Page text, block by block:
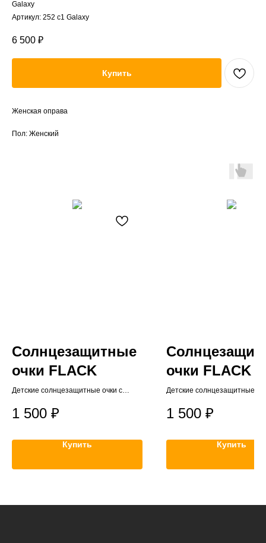
Galaxy
Артикул: 252 c1 Galaxy
6 500 ₽
Купить
Женская оправа
Пол: Женский
Солнцезащитные
очки FLACK
Детские солнцезащитные очки с
1 500 ₽
Купить
очки FLACK
Детские солнцезащитные
1 500 ₽
Купить